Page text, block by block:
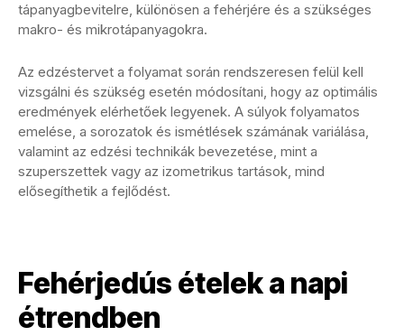
tápanyagbevitelre, különösen a fehérjére és a szükséges
makro- és mikrotápanyagokra.
Az edzéstervet a folyamat során rendszeresen felül kell
vizsgálni és szükség esetén módosítani, hogy az optimális
eredmények elérhetőek legyenek. A súlyok folyamatos
emelése, a sorozatok és ismétlések számának variálása,
valamint az edzési technikák bevezetése, mint a
szuperszettek vagy az izometrikus tartások, mind
elősegíthetik a fejlődést.
Fehérjedús ételek a napi
étrendben